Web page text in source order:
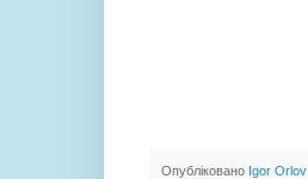
Опубліковано Igor Orlov